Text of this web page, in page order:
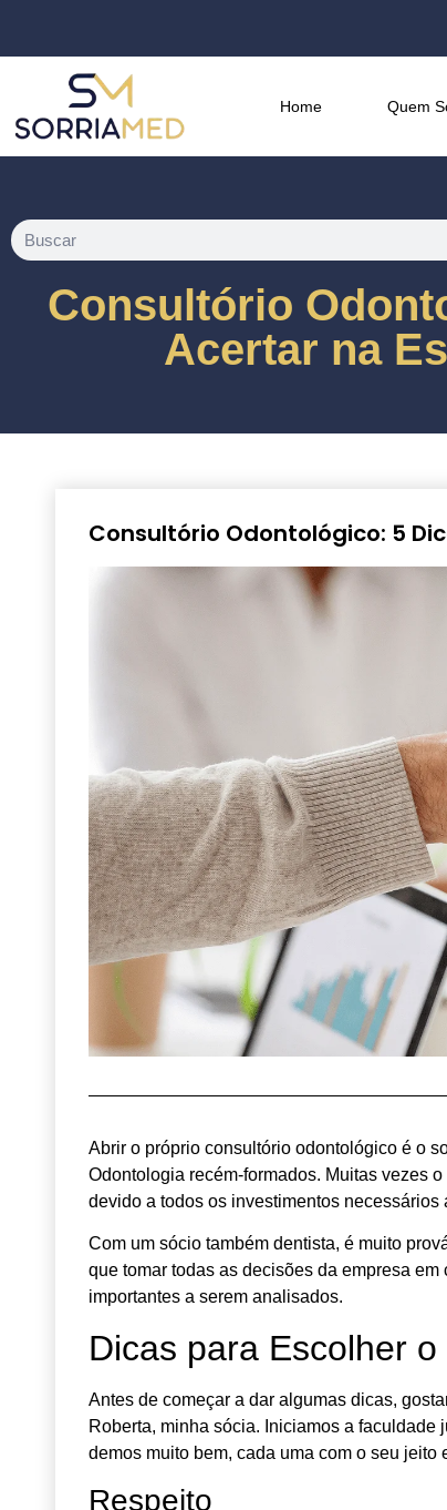
Home Quem
Consultório
Acertar na
Consultório Odontológico: 5
Abrir o próprio consultório odontológico é o
Odontologia recém-formados. Muitas vezes
devido a todos os investimentos
Com um sócio também dentista, é muito
que tomar todas as decisões da empresa
importantes a serem analisados.
Dicas para Escolher
Antes de começar a dar algumas dicas,
Roberta, minha sócia. Iniciamos a
demos muito bem, cada uma com o seu
Respeito